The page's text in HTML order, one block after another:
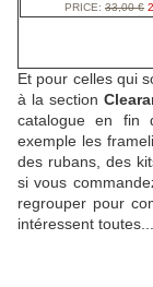
PRICE: 33,00 €
Et pour celles qui
à la section
catalogue en fin
exemple les
des rubans, des
si vous
regrouper pour
intéressent toutes...